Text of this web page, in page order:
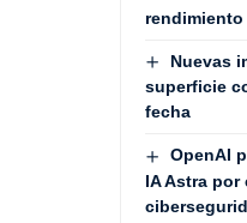
Nuevas
superficie
fecha
OpenAI
IA Astra